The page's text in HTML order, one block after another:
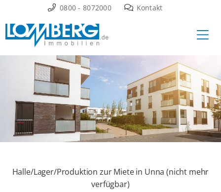
Inhalt
springen
0800 - 8072000 Kontakt
Halle/Lager/Produktion zur Miete in Unna (nicht mehr
verfügbar)